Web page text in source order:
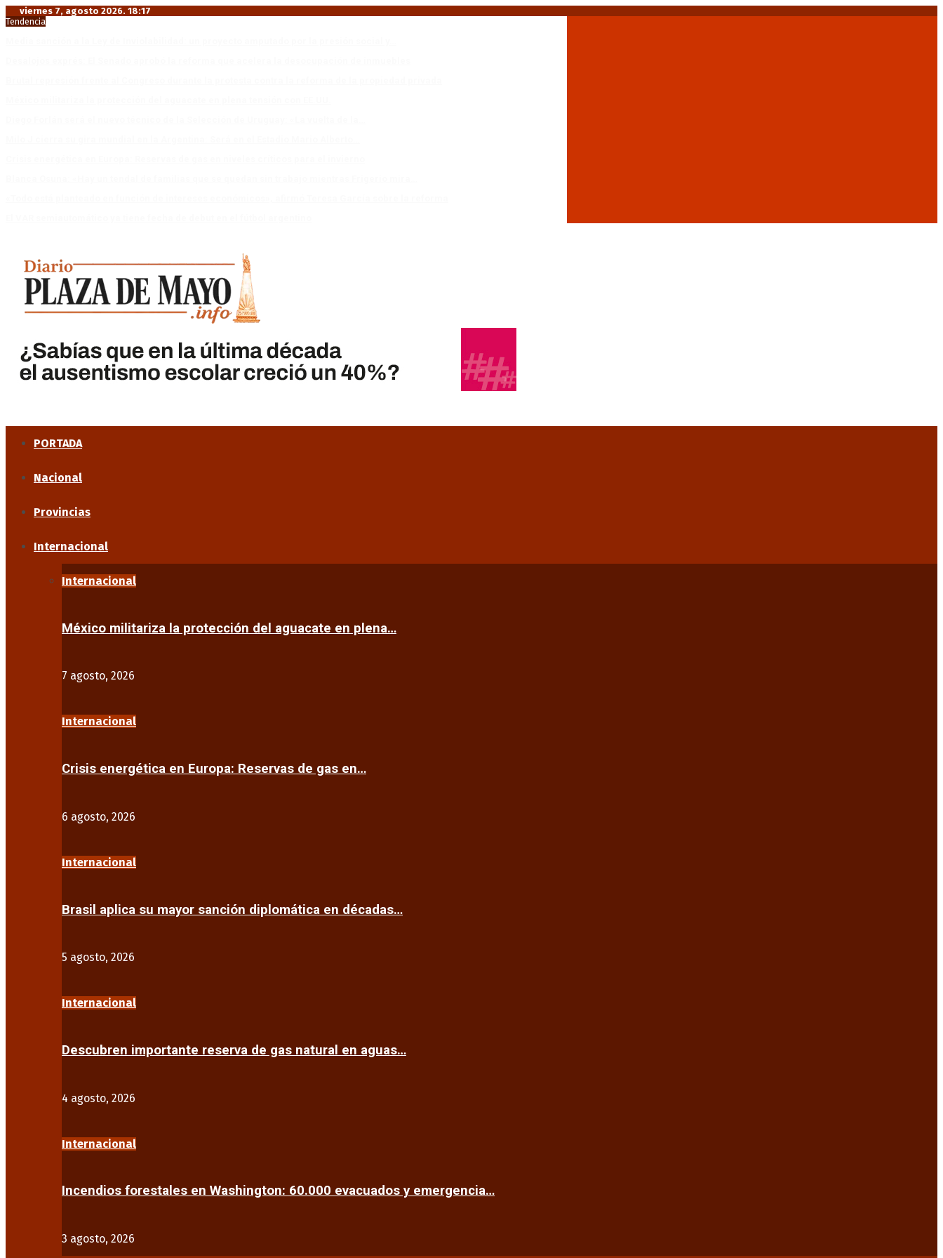
viernes 7, agosto 2026. 18:17
Tendencia
PORTADA
Nacional
Provincias
Internacional
Internacional
México militariza la protección del aguacate en plena…
7 agosto, 2026
Internacional
Crisis energética en Europa: Reservas de gas en…
6 agosto, 2026
Internacional
Brasil aplica su mayor sanción diplomática en décadas…
5 agosto, 2026
Internacional
Descubren importante reserva de gas natural en aguas…
4 agosto, 2026
Internacional
Incendios forestales en Washington: 60.000 evacuados y emergencia…
3 agosto, 2026